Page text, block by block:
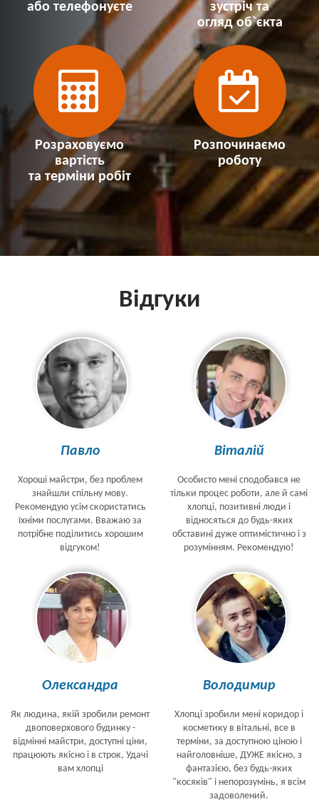
або телефонуєте
зустріч та
огляд об`єкта
Розраховуємо
вартість
та терміни робіт
Розпочинаємо
роботу
Відгуки
Павло
Хороші майстри, без проблем
знайшли спільну мову.
Рекомендую усім скористатись
їхніми послугами. Вважаю за
потрібне поділитись хорошим
відгуком!
Віталій
Особисто мені сподобався не
тільки процес роботи, але й самі
хлопці, позитивні люди і
відносяться до будь-яких
обставині дуже оптимістично і з
розумінням. Рекомендую!
Олександра
Як людина, якій зробили ремонт
двоповерхового будинку -
відмінні майстри, доступні ціни,
працюють якісно і в строк, Удачі
вам хлопці
Володимир
Хлопці зробили мені коридор і
косметику в вітальні, все в
терміни, за доступною ціною і
найголовніше, ДУЖЕ якісно, з
фантазією, без будь-яких
"косяків" і непорозумінь, я всім
задоволений.